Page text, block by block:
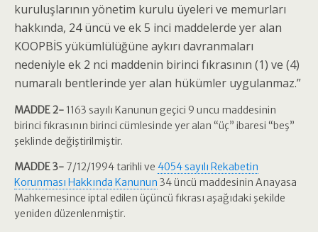
kuruluşlarının yönetim kurulu üyeleri ve memurları
hakkında, 24 üncü ve ek 5 inci maddelerde yer alan
KOOPBİS yükümlülüğüne aykırı davranmaları
nedeniyle ek 2 nci maddenin birinci fıkrasının (1) ve (4)
numaralı bentlerinde yer alan hükümler uygulanmaz.”
MADDE 2- 1163 sayılı Kanunun geçici 9 uncu maddesinin
birinci fıkrasının birinci cümlesinde yer alan “üç” ibaresi “beş”
şeklinde değiştirilmiştir.
MADDE 3- 7/12/1994 tarihli ve 4054 sayılı Rekabetin
Korunması Hakkında Kanunun 34 üncü maddesinin Anayasa
Mahkemesince iptal edilen üçüncü fıkrası aşağıdaki şekilde
yeniden düzenlenmiştir.